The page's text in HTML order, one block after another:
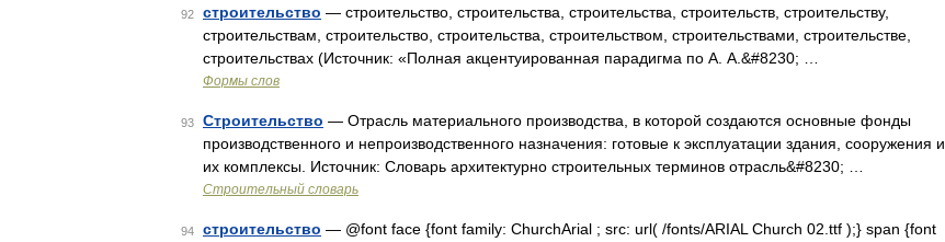
92 строительство — строительство, строительства, строительства, строительств, строительству,
строительствам, строительство, строительства, строительством, строительствами, строительстве,
строительствах (Источник: «Полная акцентуированная парадигма по А. А.&#8230; …
Формы слов
93 Строительство — Отрасль материального производства, в которой создаются основные фонды
производственного и непроизводственного назначения: готовые к эксплуатации здания, сооружения и
их комплексы. Источник: Словарь архитектурно строительных терминов отрасль&#8230; …
Строительный словарь
94 строительство — @font face {font family: ChurchArial ; src: url( /fonts/ARIAL Church 02.ttf );} span {font